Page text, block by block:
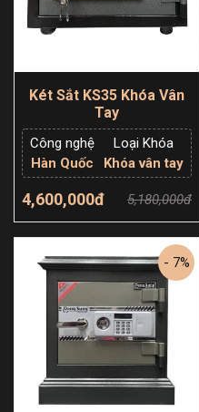
Két Sắt KS35 Khóa Vân
Tay
Công nghệ
Hàn Quốc
Loại Khóa
Khóa vân tay
4,600,000đ 5,180,000đ
Thêm giỏ hàng
- 7%